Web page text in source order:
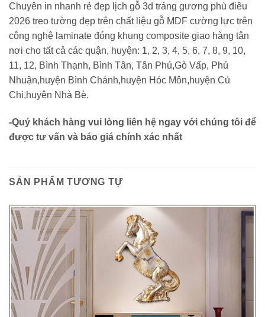
Chuyên in nhanh rẻ đẹp lịch gỗ 3d tráng gương phù điêu
2026 treo tường đẹp trên chất liệu gỗ MDF cường lực trên
công nghệ laminate đóng khung composite giao hàng tận
nơi cho tất cả các quận, huyện: 1, 2, 3, 4, 5, 6, 7, 8, 9, 10,
11, 12, Bình Thạnh, Bình Tân, Tân Phú,Gò Vấp, Phú
Nhuận,huyện Bình Chánh,huyện Hóc Môn,huyện Củ
Chi,huyện Nhà Bè.
-Quý khách hàng vui lòng liên hệ ngay với chúng tôi để
được tư vấn và báo giá chính xác nhất
SẢN PHẨM TƯƠNG TỰ